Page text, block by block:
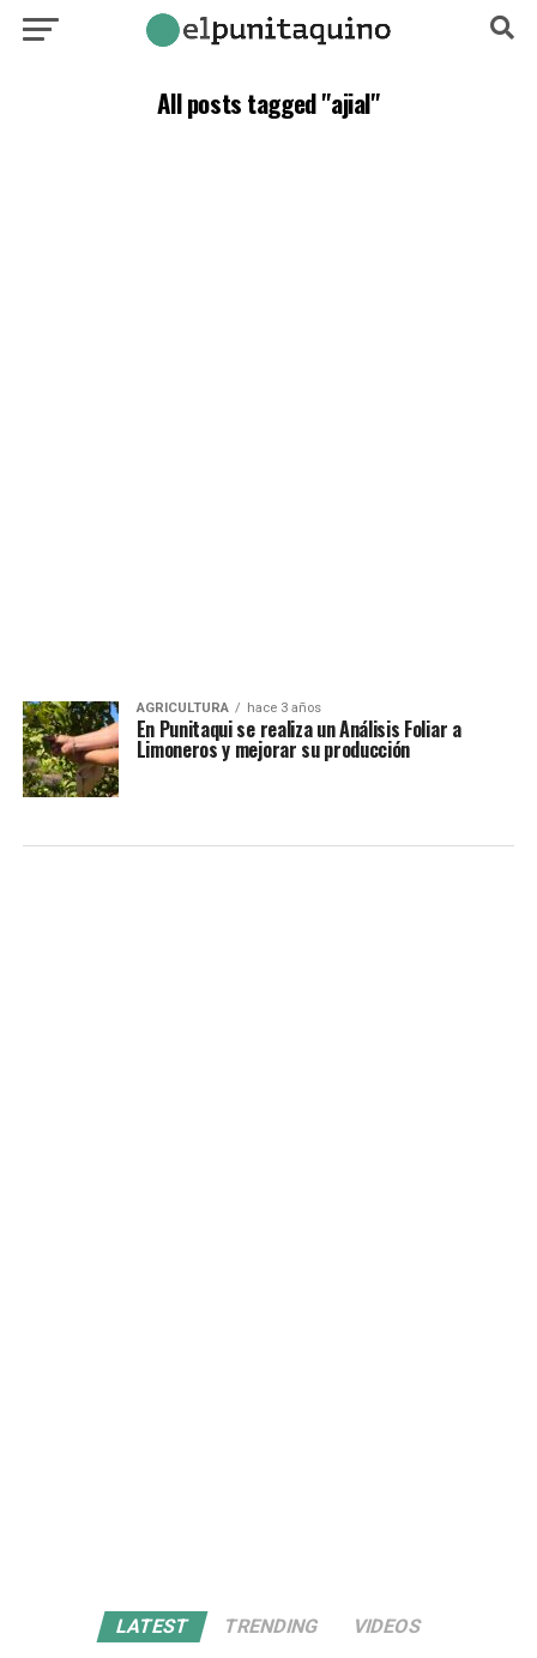
All posts tagged "ajial"
AGRICULTURA hace 3 años
En Punitaqui se realiza un Análisis Foliar a
Limoneros y mejorar su producción
LATEST TRENDING VIDEOS